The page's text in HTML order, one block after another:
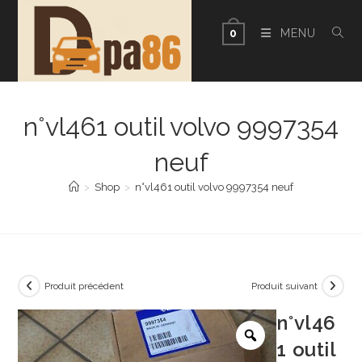
0 MENU
n°vl461 outil volvo 9997354
neuf
> Shop > n°vl461 outil volvo 9997354 neuf
Produit précédent Produit suivant
n°vl46
1 outil